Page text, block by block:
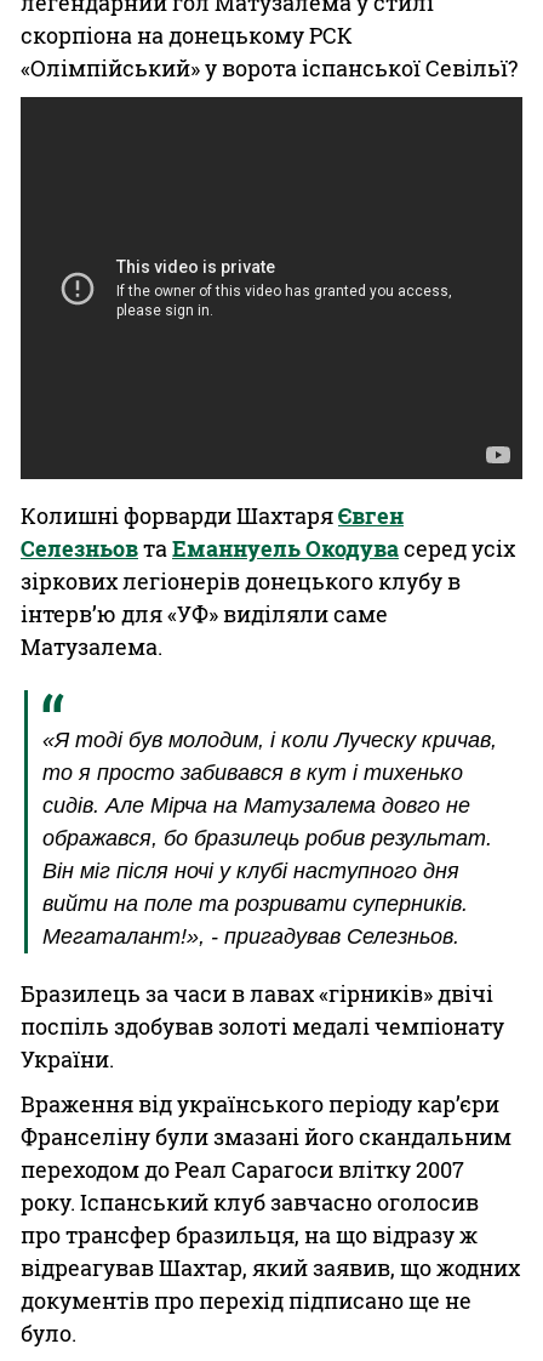
скорпіона на донецькому РСК
«Олімпійський» у ворота іспанської Севільї?
Колишні форварди ШахтаряЄвген
СелезньовтаЕманнуель Окодувасеред усіх
зіркових легіонерів донецького клубу в
інтерв’ю для «УФ» виділяли саме
Матузалема.
«Я тоді був молодим, і коли Луческу кричав,
то я просто забивався в кут і тихенько
сидів. Але Мірча на Матузалема довго не
ображався, бо бразилець робив результат.
Він міг після ночі у клубі наступного дня
вийти на поле та розривати суперників.
Мегаталант!», - пригадував Селезньов.
Бразилець за часи в лавах «гірників» двічі
поспіль здобував золоті медалі чемпіонату
України.
Враження від українського періоду кар’єри
Франселіну були змазані його скандальним
переходом до Реал Сарагоси влітку 2007
року. Іспанський клуб завчасно оголосив
про трансфер бразильця, на що відразу ж
відреагував Шахтар, який заявив, що жодних
документів про перехід підписано ще не
було.